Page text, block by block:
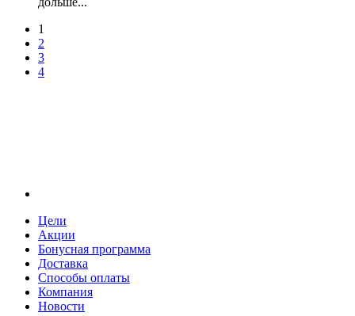
1
2
3
4
Цели
Акции
Бонусная программа
Доставка
Способы оплаты
Компания
Новости